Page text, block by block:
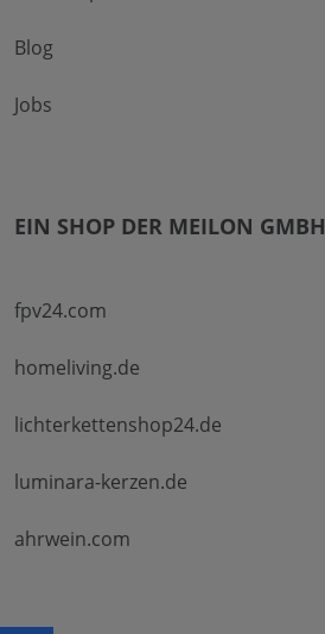
Blog
Jobs
EIN SHOP DER MEILON GMBH
fpv24.com
homeliving.de
lichterkettenshop24.de
luminara-kerzen.de
ahrwein.com